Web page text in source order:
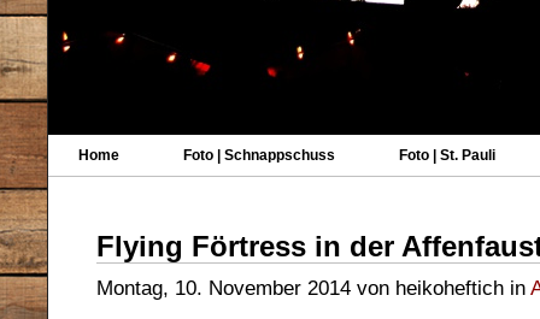
Home Foto | Schnappschuss Foto | St. Pauli
Flying Förtress in der
Montag, 10. November 2014 von heikoheftich in